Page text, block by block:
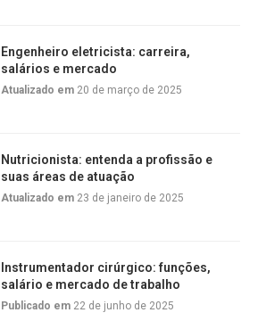
Engenheiro eletricista: carreira,
salários e mercado
Atualizado em 20 de março de 2025
Nutricionista: entenda a profissão e
suas áreas de atuação
Atualizado em 23 de janeiro de 2025
Instrumentador cirúrgico: funções,
salário e mercado de trabalho
Publicado em 22 de junho de 2025